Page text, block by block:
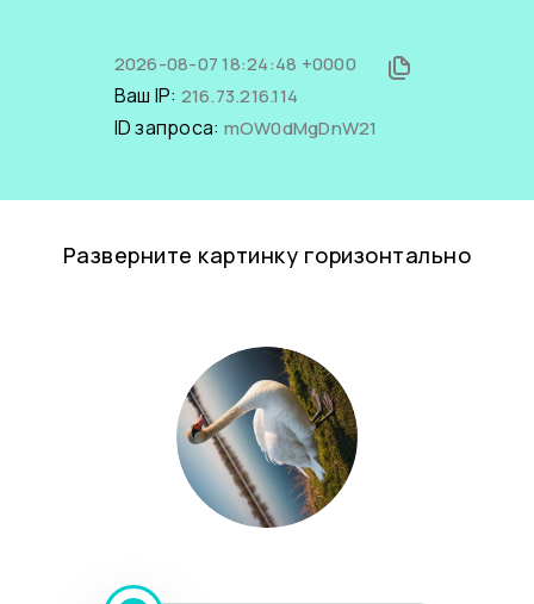
2026-08-07 18:24:48 +0000
Ваш IP: 216.73.216.114
ID запроса: mOW0dMgDnW21
Разверните картинку горизонтально